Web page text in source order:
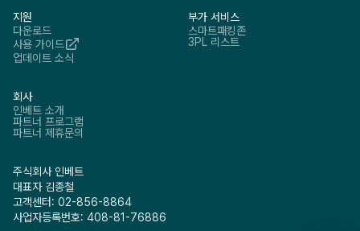
지원
다운로드
사용 가이드
업데이트 소식
부가 서비스
스마트패킹존
3PL 리스트
회사
인베트 소개
파트너 프로그램
파트너 제휴문의
주식회사 인베트
대표자 김종철
고객센터: 02-856-8864
사업자등록번호: 408-81-76886